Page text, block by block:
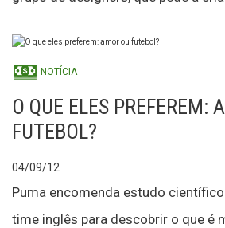
NOTÍCIA
O QUE ELES PREFEREM:
FUTEBOL?
04/09/12
Puma encomenda estudo
time inglês para descobrir o que é